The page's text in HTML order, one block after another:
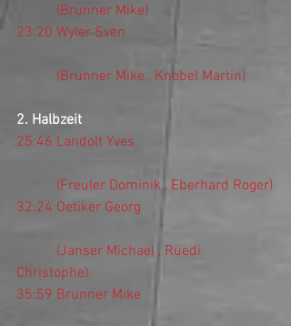
           (Brunner Mike)
23:20 Wyler Sven
           (Brunner Mike , Knobel Martin)
2. Halbzeit
25:46 Landolt Yves
           (Freuler Dominik , Eberhard Roger)
32:24 Oetiker Georg
Christophe)
35:59 Brunner Mike